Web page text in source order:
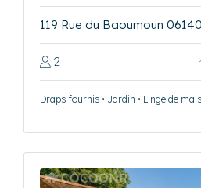
119 Rue du Baoumoun
2
Draps fournis • Jardin • Linge de